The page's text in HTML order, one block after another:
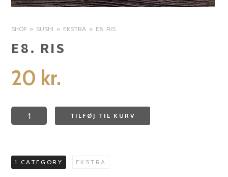
SHOP SUSHI EKSTRA E8. RIS
E8. RIS
20 kr.
Ris
TILFØJ TIL KURV
1 CATEGORY EKSTRA